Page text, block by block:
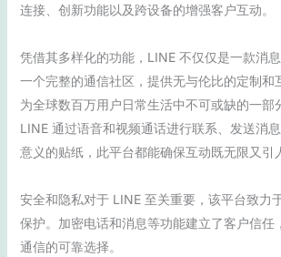
连接、创新功能以及跨设备的增强客户互动。
凭借其多样化的功能，LINE 不仅仅是一款消
一个完整的通信社区，提供无与伦比的定制和
为全球数百万用户日常生活中不可或缺的一部
LINE 通过语音和视频通话进行联系、发送消
意义的贴纸，此平台都能确保互动既无限又引
安全和隐私对于 LINE 至关重要，该平台致力
保护。加密电话和消息等功能建立了客户信任
通信的可靠选择。